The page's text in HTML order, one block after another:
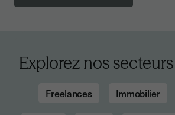
Explorez nos
Freelances Immobilier